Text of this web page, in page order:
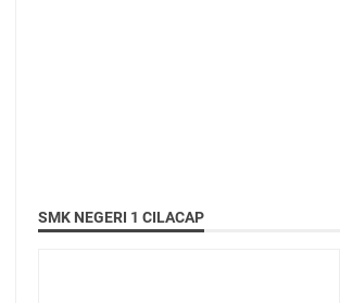
SMK NEGERI 1 CILACAP